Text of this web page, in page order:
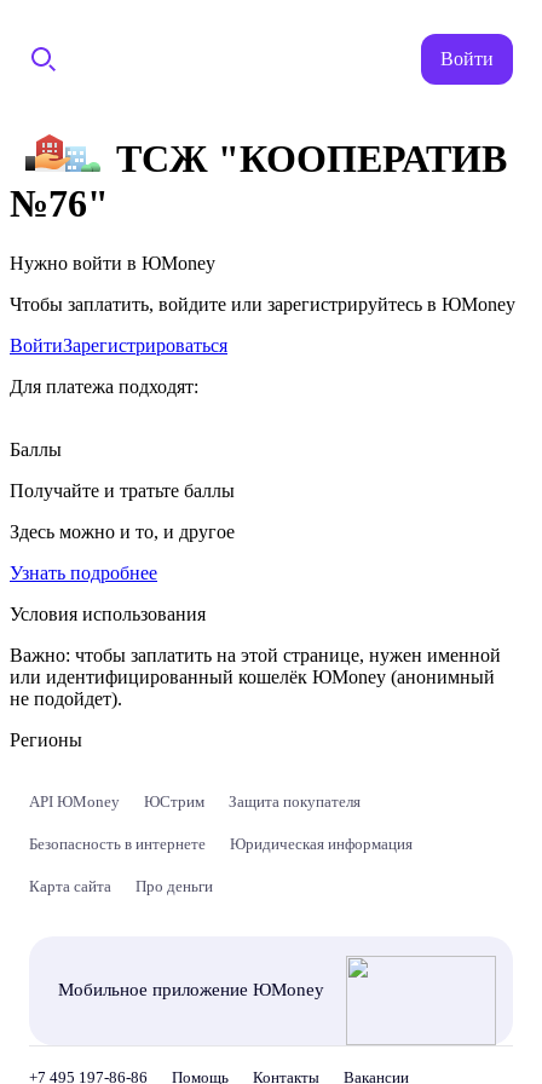
Войти
ТСЖ "КООПЕРАТИВ
№76"
Нужно войти в ЮMoney
Чтобы заплатить, войдите или зарегистрируйтесь в ЮMoney
ВойтиЗарегистрироваться
Для платежа подходят:
Баллы
Получайте и тратьте баллы
Здесь можно и то, и другое
Узнать подробнее
Условия использования
Важно: чтобы заплатить на этой странице, нужен именной
или идентифицированный кошелёк ЮMoney (анонимный
не подойдет).
Регионы
API ЮMoney ЮСтрим Защита покупателя
Безопасность в интернете Юридическая информация
Карта сайта Про деньги
Мобильное приложение ЮMoney
+7 495 197-86-86 Помощь Контакты Вакансии